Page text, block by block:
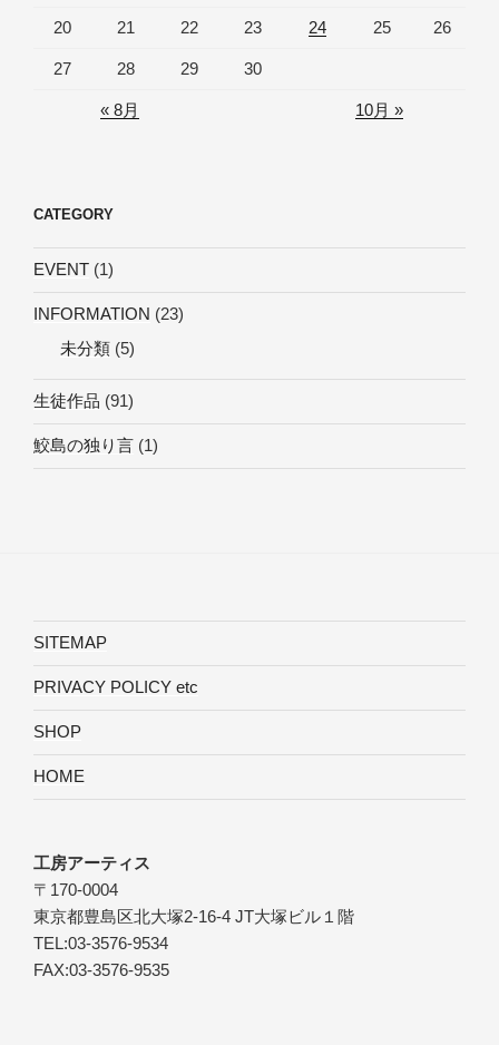
20 21 22 23 24 25 26
27 28 29 30
« 8月 10月 »
CATEGORY
EVENT (1)
INFORMATION (23)
未分類 (5)
生徒作品 (91)
鮫島の独り言 (1)
SITEMAP
PRIVACY POLICY etc
SHOP
HOME
工房アーティス
〒170-0004
東京都豊島区北大塚2-16-4 JT大塚ビル１階
TEL:03-3576-9534
FAX:03-3576-9535